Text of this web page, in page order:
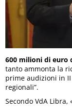
600 milioni di euro
tanto ammonta la
prime audizioni in
regionali”.
Secondo VdA Libra,